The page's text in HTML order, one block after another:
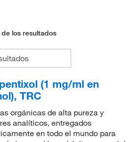
los resultados
(1 mg/ml en
TRC
orgánicas de alta pureza y
analíticos, entregados
en todo el mundo para